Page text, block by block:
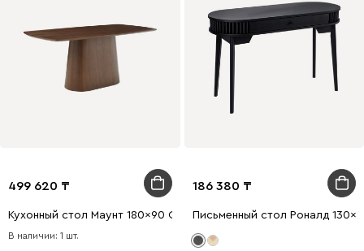
499 620
Кухонный стол Маунт 180x90 Ореx
В наличии: 1 шт.
186 380
Письменный стол Роналд